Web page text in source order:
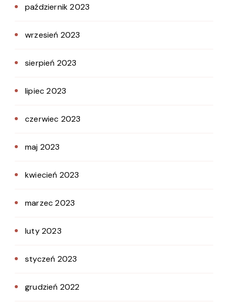
październik 2023
wrzesień 2023
sierpień 2023
lipiec 2023
czerwiec 2023
maj 2023
kwiecień 2023
marzec 2023
luty 2023
styczeń 2023
grudzień 2022